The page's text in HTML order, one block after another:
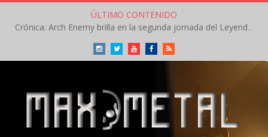
ÚLTIMO CONTENIDO
Crónica: Arch Enemy brilla en la segunda jornada del Leyendas del Rock – Jueves – Agosto 2026
InstagramTwitterYoutubeFacebookRSS